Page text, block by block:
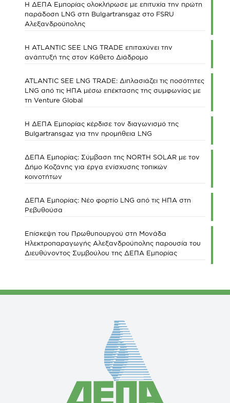
Η ΔΕΠΑ Εμπορίας ολοκλήρωσε με επιτυχία την πρώτη
παράδοση LNG στη Bulgartransgaz στο FSRU
Αλεξανδρούπολης
Η ATLANTIC SEE LNG TRADE επιταχύνει την
ανάπτυξή της στον Κάθετο Διάδρομο
ATLANTIC SEE LNG TRADE: Διπλασιάζει τις ποσότητες
LNG από τις ΗΠΑ μέσω επέκτασης της συμφωνίας με
τη Venture Global
Η ΔΕΠΑ Εμπορίας κέρδισε τον διαγωνισμό της
Bulgartransgaz για την προμήθεια LNG
ΔΕΠΑ Εμπορίας: Σύμβαση της NORTH SOLAR με τον
Δήμο Κοζάνης για έργα ενίσχυσης τοπικών
κοινοτήτων
ΔΕΠΑ Εμπορίας: Νέο φορτίο LNG από τις ΗΠΑ στη
Ρεβυθούσα
Επίσκεψη του Πρωθυπουργού στη Μονάδα
Ηλεκτροπαραγωγής Αλεξανδρούπολης παρουσία του
Διευθύνοντος Συμβούλου της ΔΕΠΑ Εμπορίας